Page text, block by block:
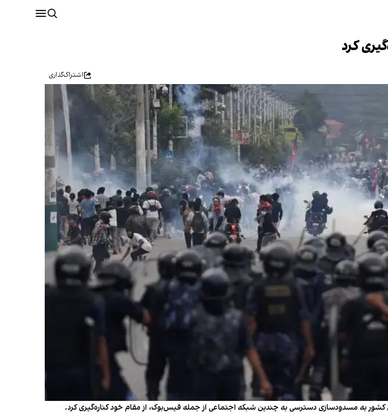
کرد
اشتراک‌گذاری
کشور به مسدودسازی دسترسی به چندین شبکه اجتماعی از جمله فیس‌بوک، از مقام خود کناره‌گیری کرد.